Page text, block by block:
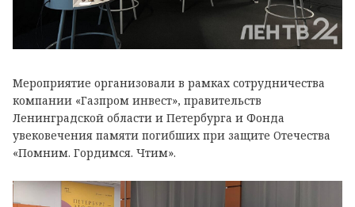
Мероприятие организовали в рамках сотрудничества
компании «Газпром инвест», правительств
Ленинградской области и Петербурга и Фонда
увековечения памяти погибших при защите Отечества
«Помним. Гордимся. Чтим».